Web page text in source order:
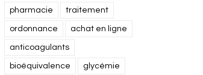
pharmacie traitement
ordonnance achat en ligne
anticoagulants
bioéquivalence glycémie